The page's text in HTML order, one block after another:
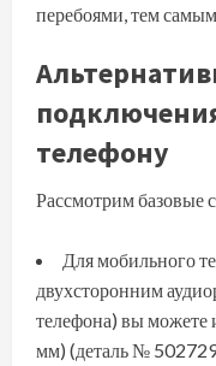
перебоями, тем
телефону
Рассмотрим базовые
Для мобильного
двухсторонним
телефона) вы можете
мм) (деталь №